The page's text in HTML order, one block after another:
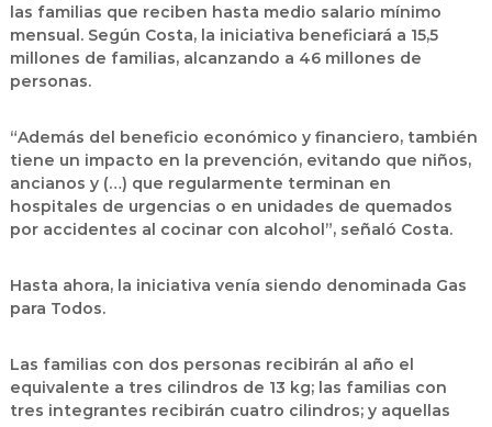
las familias que reciben hasta medio salario mínimo
mensual. Según Costa, la iniciativa beneficiará a 15,5
millones de familias, alcanzando a 46 millones de
personas.
“Además del beneficio económico y financiero, también
tiene un impacto en la prevención, evitando que niños,
ancianos y (…) que regularmente terminan en
hospitales de urgencias o en unidades de quemados
por accidentes al cocinar con alcohol”, señaló Costa.
Hasta ahora, la iniciativa venía siendo denominada Gas
para Todos.
Las familias con dos personas recibirán al año el
equivalente a tres cilindros de 13 kg; las familias con
tres integrantes recibirán cuatro cilindros; y aquellas